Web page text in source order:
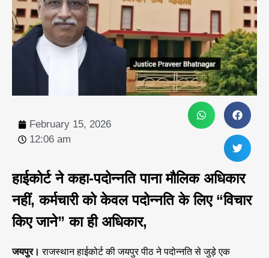
February 15, 2026
12:06 am
हाईकोर्ट ने कहा-पदोन्नति पाना मौलिक अधिकार
नहीं, कर्मचारी को केवल पदोन्नति के लिए “विचार
किए जाने” का ही अधिकार,
जयपुर।राजस्थान हाईकोर्ट की जयपुर पीठ ने पदोन्नति से जुड़े एक